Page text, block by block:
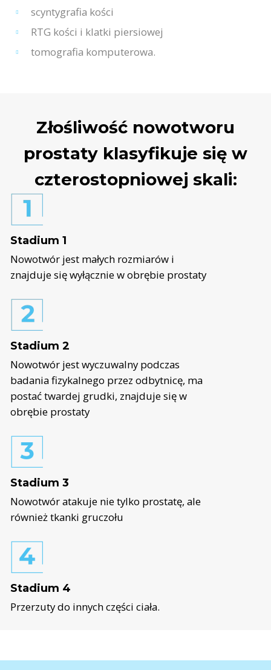
scyntygrafia kości
RTG kości i klatki piersiowej
tomografia komputerowa.
Złośliwość nowotworu
prostaty klasyfikuje się w
czterostopniowej skali:
Stadium 1
Nowotwór jest małych rozmiarów i
znajduje się wyłącznie w obrębie prostaty
Stadium 2
Nowotwór jest wyczuwalny podczas
badania fizykalnego przez odbytnicę, ma
postać twardej grudki, znajduje się w
obrębie prostaty
Stadium 3
Nowotwór atakuje nie tylko prostatę, ale
również tkanki gruczołu
Stadium 4
Przerzuty do innych części ciała.